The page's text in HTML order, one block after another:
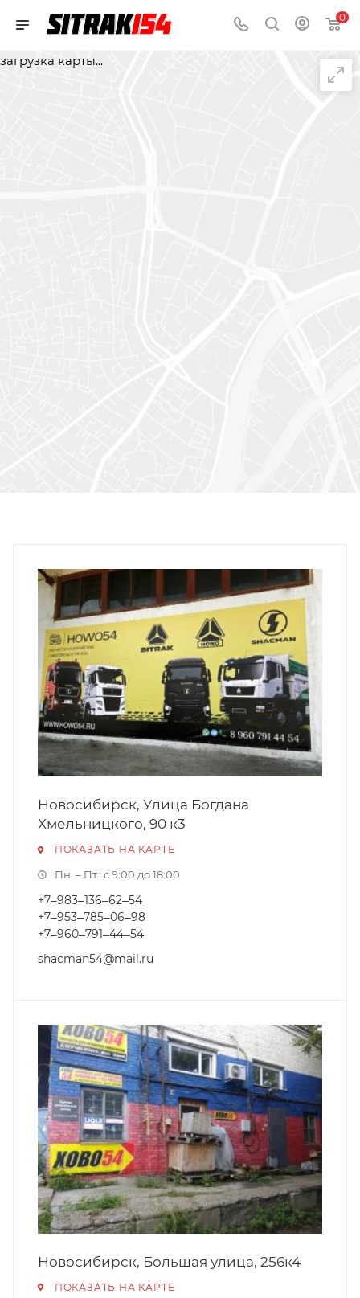
0
загрузка карты...
Новосибирск, ​Улица Богдана
Хмельницкого, 90 к3
ПОКАЗАТЬ НА КАРТЕ
Пн. – Пт.: с 9:00 до 18:00
+7‒983‒136‒62‒54
+7‒953‒785‒06‒98
+7‒960‒791‒44‒54
shacman54@mail.ru
Новосибирск, Большая улица, 256к4
ПОКАЗАТЬ НА КАРТЕ